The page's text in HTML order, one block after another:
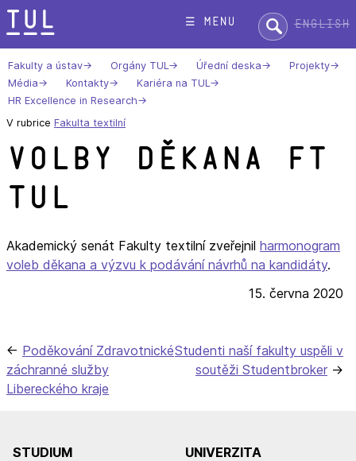
Přeskok
na
text
☰ menu Hledat:English
Fakulty a ústav Orgány TUL Úřední deska
Projekty
Média
Kontakty
Kariéra na TUL
HR Excellence in Research
V rubrice Fakulta textilní
Volby děkana FT
TUL
Akademický senát Fakulty textilní zveřejnil harmonogram
voleb děkana a výzvu k podávání návrhů na kandidáty.
15. června 2020
Navigace
pro
Poděkování Zdravotnické
záchranné služby
Libereckého kraje
Studenti naší fakulty uspěli v
soutěži Studentbroker
STUDIUM
UNIVERZITA